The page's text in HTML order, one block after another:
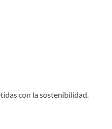
con la sostenibilidad.